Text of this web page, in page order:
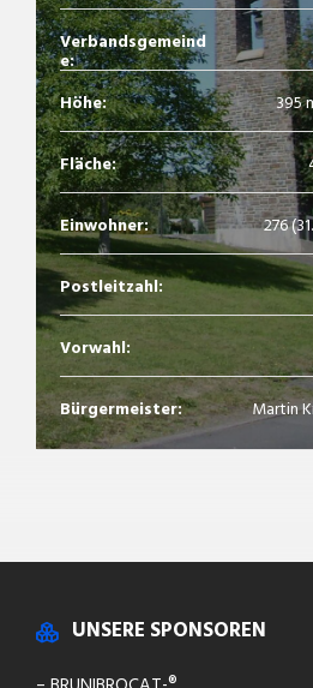
Verbandsgemeind
e:
Höhe: 395
Fläche:
Einwohner: 276
Postleitzahl:
Vorwahl:
Bürgermeister: Martin
UNSERE SPONSOREN